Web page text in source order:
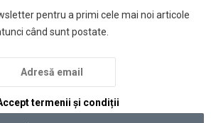
pentru a primi cele mai noi articole
când sunt postate.
termenii și condiții